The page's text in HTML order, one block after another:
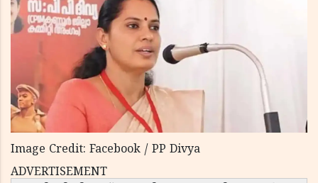
Image Credit: Facebook / PP Divya
ADVERTISEMENT